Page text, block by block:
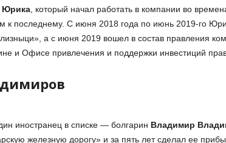
Юрика, который начал работать в компании во
к последнему. С июня 2018 года по июнь 2019-го
а с июня 2019 вошел в состав правления
и Офисе привлечения и поддержки инвестиций
иностранец в списке — болгарин Владимир
железную дорогу» и за пять лет сделал ее